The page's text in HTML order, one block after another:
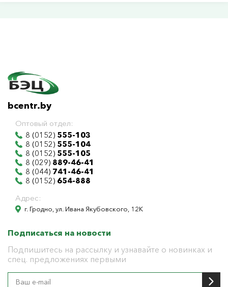
bcentr.by
Оптовый отдел:
8 (0152) 555-103
8 (0152) 555-104
8 (0152) 555-105
8 (029) 889-46-41
8 (044) 741-46-41
8 (0152) 654-888
Адрес:
г. Гродно, ул. Ивана Якубовского, 12К
Подписаться на новости
Подпишитесь на рассылку и узнавайте о новинках и
спец. предложениях первыми